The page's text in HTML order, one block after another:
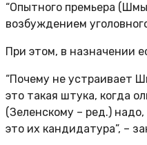
“Опытного премьера
возбуждением
При этом, в назначении
“Почему не устраивает
это такая штука, когда
(Зеленскому – ред.)
это их кандидатура”, –